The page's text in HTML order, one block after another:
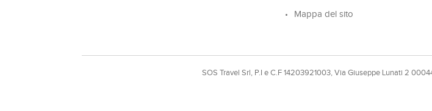
Mappa del sito
SOS Travel Srl, P.I e C.F 14203921003, Via Giuseppe Lunati 2